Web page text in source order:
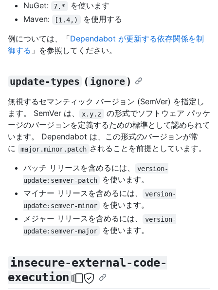
NuGet:
7.*
を使います
Maven:
[1.4,)
を使用する
例については、「Dependabot が更新する依存関係を制
御する 」を参照してください。
update-types ( ignore )
無視するセマンティック バージョン (SemVer) を指定し
ます。 SemVer は、
x.y.z
の形式でソフトウェア パッケ
ージのバージョンを定義するための標準として認められて
います。 Dependabot は、この形式のバージョンが常
に
major.minor.patch されることを前提としています。
パッチ リリースを含めるには、
version-
update:semver-patch
を使います。
マイナー リリースを含めるには、
version-
update:semver-minor
を使います。
メジャー リリースを含めるには、
version-
update:semver-major
を使います。
insecure-external-code-
execution